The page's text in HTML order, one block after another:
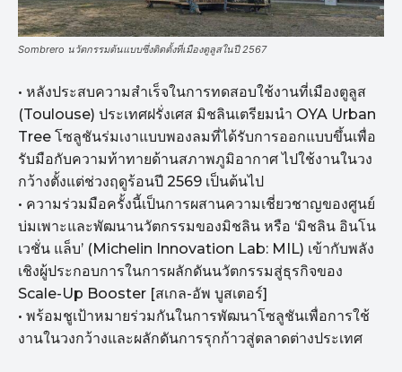
Sombrero นวัตกรรมต้นแบบซึ่งติดตั้งที่เมืองตูลูสในปี 2567
• หลังประสบความสำเร็จในการทดสอบใช้งานที่เมืองตูลูส
(Toulouse) ประเทศฝรั่งเศส มิชลินเตรียมนำ OYA Urban
Tree โซลูชันร่มเงาแบบพองลมที่ได้รับการออกแบบขึ้นเพื่อ
รับมือกับความท้าทายด้านสภาพภูมิอากาศ ไปใช้งานในวง
กว้างตั้งแต่ช่วงฤดูร้อนปี 2569 เป็นต้นไป
• ความร่วมมือครั้งนี้เป็นการผสานความเชี่ยวชาญของศูนย์
บ่มเพาะและพัฒนานวัตกรรมของมิชลิน หรือ ‘มิชลิน อินโน
เวชั่น แล็บ’ (Michelin Innovation Lab: MIL) เข้ากับพลัง
เชิงผู้ประกอบการในการผลักดันนวัตกรรมสู่ธุรกิจของ
Scale-Up Booster [สเกล-อัพ บูสเตอร์]
• พร้อมชูเป้าหมายร่วมกันในการพัฒนาโซลูชันเพื่อการใช้
งานในวงกว้างและผลักดันการรุกก้าวสู่ตลาดต่างประเทศ